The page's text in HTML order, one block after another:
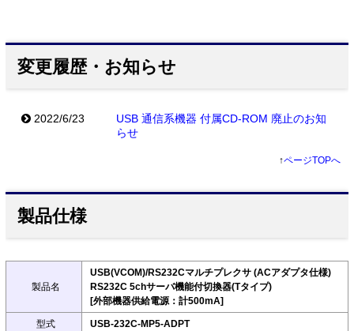
変更履歴・お知らせ
2022/6/23
USB 通信系機器 付属CD-ROM 廃止のお知
らせ
↑ページTOPへ
製品仕様
製品名
USB(VCOM)/RS232Cマルチプレクサ (ACアダプタ仕様)
RS232C 5chサーバ機能付切換器(Tタイプ)
[外部機器供給電源：計500mA]
型式 USB-232C-MP5-ADPT